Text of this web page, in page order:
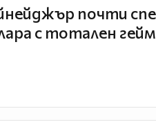
почти
с тотален